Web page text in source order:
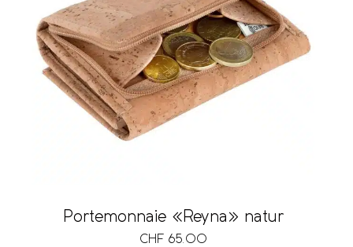
Portemonnaie «Reyna» natur
CHF 65.00